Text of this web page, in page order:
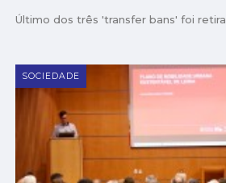
Último dos três 'transfer bans' foi
SOCIEDADE